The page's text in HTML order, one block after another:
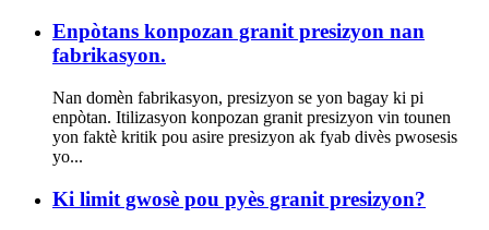
Enpòtans konpozan granit presizyon nan
fabrikasyon.
Nan domèn fabrikasyon, presizyon se yon bagay ki pi
enpòtan. Itilizasyon konpozan granit presizyon vin tounen
yon faktè kritik pou asire presizyon ak fyab divès pwosesis
yo...
Ki limit gwosè pou pyès granit presizyon?